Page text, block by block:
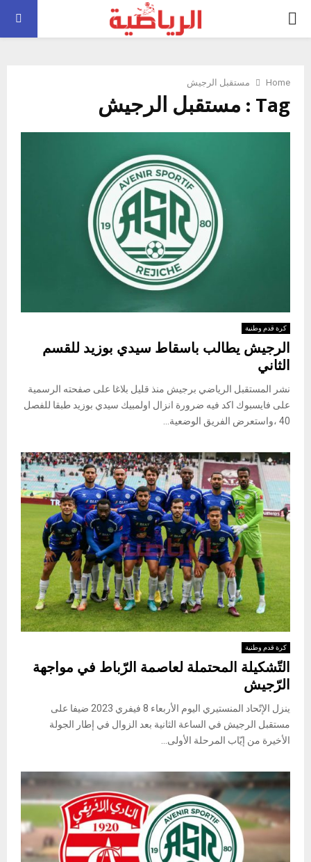
PRIMARY
Home مستقبل الرجيش
Tag : مستقبل الرجيش
كرة قدم وطنية
الرجيش يطالب باسقاط سيدي بوزيد للقسم
الثاني
نشر المستقبل الرياضي برجيش منذ قليل بلاغا على صفحته الرسمية
على فايسبوك اكد فيه ضرورة انزال اولمبيك سيدي بوزيد طبقا للفصل
40 ،واستعرض الفريق الوضعية...
كرة قدم وطنية
التّشكيلة المحتملة لعاصمة الرّباط في مواجهة
الرّجيش
ينزل الإتّحاد المنستيري اليوم الأربعاء 8 فيفري 2023 ضيفا على
مستقبل الرجيش في الساعة الثانية بعد الزوال في إطار الجولة
الأخيرة من إيّاب المرحلة الأولى...